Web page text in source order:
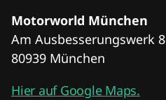
Motorworld München
Am Ausbesserungswerk 8
80939 München
Hier auf Google Maps.